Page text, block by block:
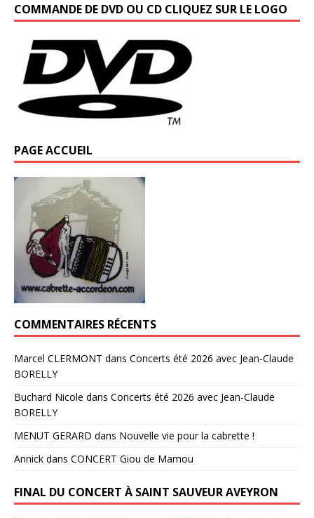
COMMANDE DE DVD OU CD CLIQUEZ SUR LE LOGO
PAGE ACCUEIL
COMMENTAIRES RÉCENTS
Marcel CLERMONT dans Concerts été 2026 avec Jean-Claude
BORELLY
Buchard Nicole dans Concerts été 2026 avec Jean-Claude
BORELLY
MENUT GERARD dans Nouvelle vie pour la cabrette !
Annick dans CONCERT Giou de Mamou
FINAL DU CONCERT À SAINT SAUVEUR AVEYRON